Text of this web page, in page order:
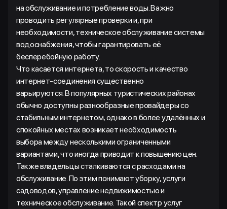
на обслуживание и потребление воды. Важно
проводить регулярные проверки и, при
необходимости, техническое обслуживание системы
водоснабжения, чтобы гарантировать её
бесперебойную работу.
Что касается интернета, то скорость и качество
интернет-соединения существенно
варьируются. В популярных туристических районах
обычно доступны разнообразные провайдеры со
стабильным интернетом, однако в более удалённых и
спокойных местах возникает необходимость
выбора между несколькими ограниченными
вариантами, что иногда приводит к повышению цен.
Также владельцы сталкиваются с расходами на
обслуживание. По этим понимают уборку, услуги
садоводов, управление недвижимостью и
техническое обслуживание. Такой спектр услуг